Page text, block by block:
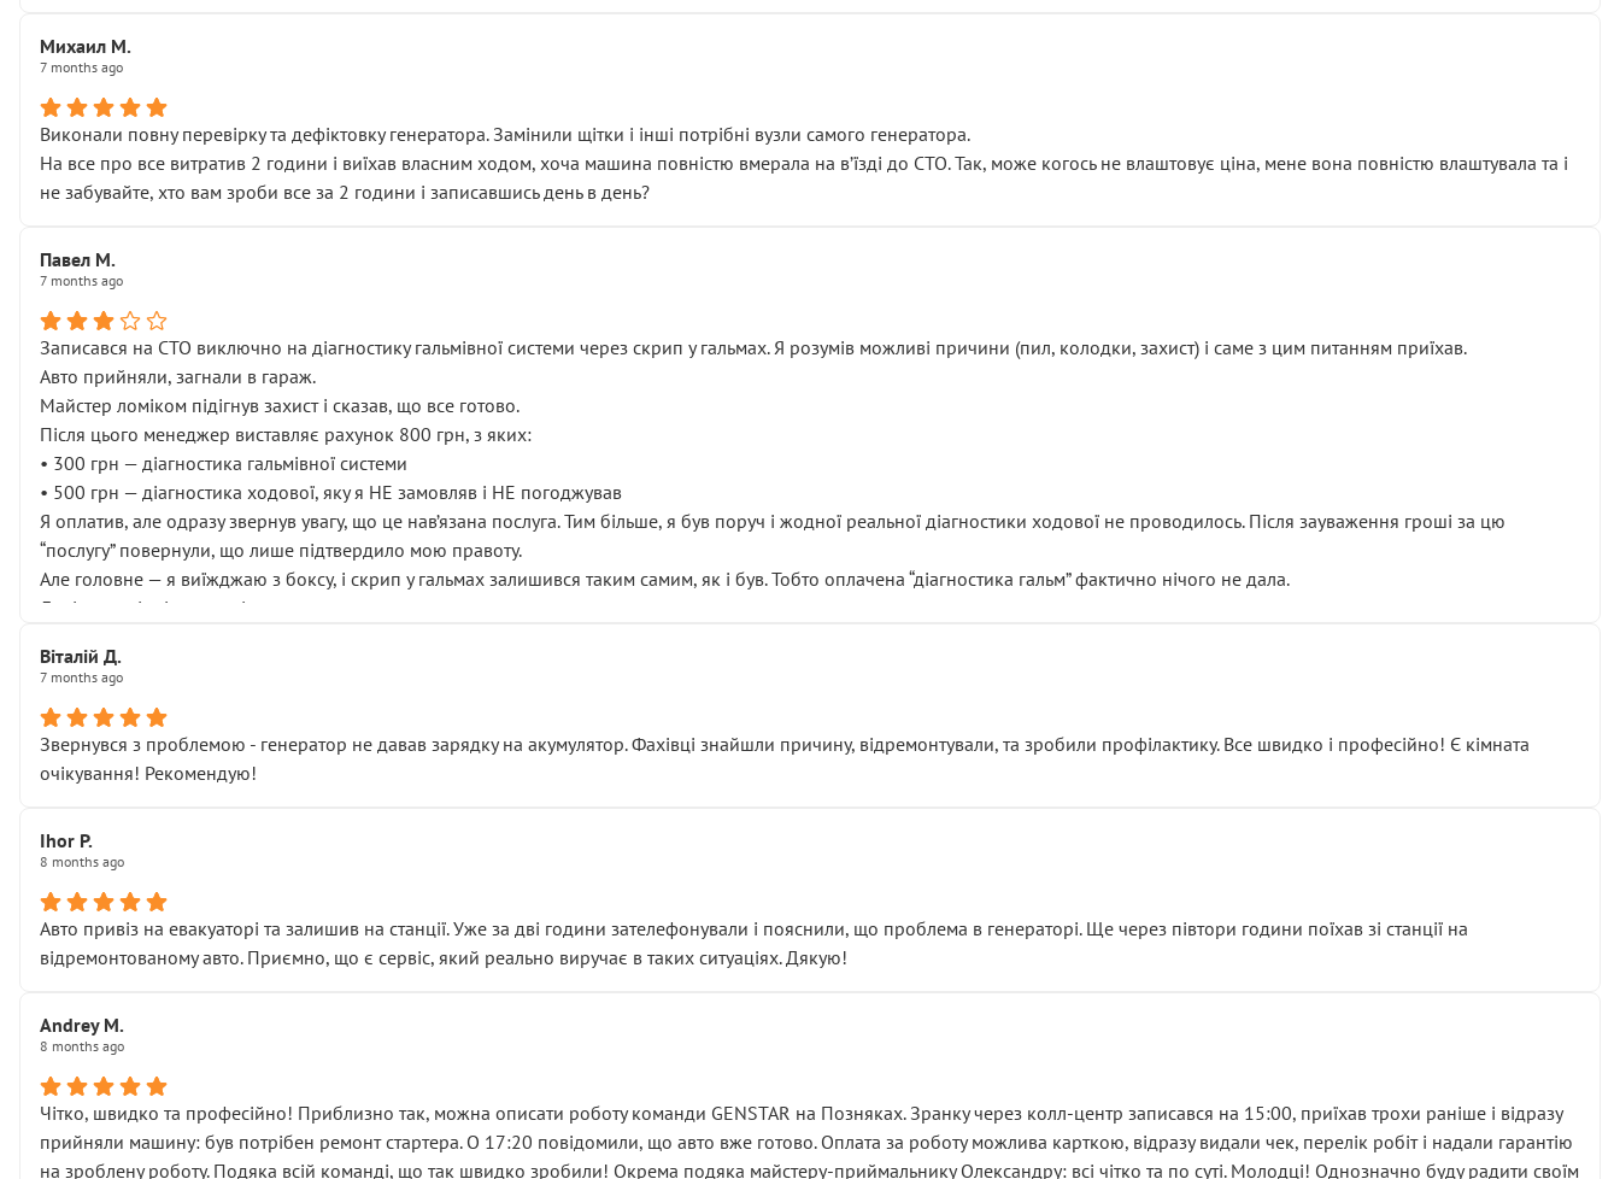
Михаил М.
7 months ago
Виконали повну перевірку та дефіктовку генератора. Замінили щітки і інші потрібні вузли самого генератора.
На все про все витратив 2 години і виїхав власним ходом, хоча машина повністю вмерала на вʼїзді до СТО. Так, може когось не влаштовує ціна, мене вона повністю влаштувала та і
не забувайте, хто вам зроби все за 2 години і записавшись день в день?
Павел М.
7 months ago
Записався на СТО виключно на діагностику гальмівної системи через скрип у гальмах. Я розумів можливі причини (пил, колодки, захист) і саме з цим питанням приїхав.
Авто прийняли, загнали в гараж.
Майстер ломіком підігнув захист і сказав, що все готово.
Після цього менеджер виставляє рахунок 800 грн, з яких:
• 300 грн — діагностика гальмівної системи
• 500 грн — діагностика ходової, яку я НЕ замовляв і НЕ погоджував
Я оплатив, але одразу звернув увагу, що це нав’язана послуга. Тим більше, я був поруч і жодної реальної діагностики ходової не проводилось. Після зауваження гроші за цю
“послугу” повернули, що лише підтвердило мою правоту.
Але головне — я виїжджаю з боксу, і скрип у гальмах залишився таким самим, як і був. Тобто оплачена “діагностика гальм” фактично нічого не дала.
Далі ситуація тільки погіршилась:
• що біля авто стояти вже не можна
( ну все зняли та доробили) дякую!
Окремий момент, який виглядає абсурдно:
мені заявили, що бачок гальмівної рідини потрібно міняти разом із головним гальмівним циліндром у зборі.
Що прикро — це не перший мій візит. Раніше міняв у вас стартер, і тоді сервіс наче справив хороше враження. Але згодом знайшов декілька гайок під лобовим склом. Мені
пояснили, що це “старі гайки, які відкручували”, і попросили не хвилюватися. ( надіюсь новий власник, не застяг в полі))
Але після нинішнього візиту такі дрібниці вже не здаються дрібницями.
Я — клієнт, який працює на довірі, і саме її цей сервіс серйозно підірвав.
Хотілося б більше:
• прозорості в роботах і рахунках
• реальної діагностики, а не формального “подивились і поїхав”
На жаль, складається враження, що сервіс працює не на якість, а “аби швидше і дорожче”. Саме це і псує загальне враження та бажання повертатися.
Стосовно комунікації - все добре
Віталій Д.
7 months ago
Звернувся з проблемою - генератор не давав зарядку на акумулятор. Фахівці знайшли причину, відремонтували, та зробили профілактику. Все швидко і професійно! Є кімната
очікування! Рекомендую!
Ihor P.
8 months ago
Авто привіз на евакуаторі та залишив на станції. Уже за дві години зателефонували і пояснили, що проблема в генераторі. Ще через півтори години поїхав зі станції на
відремонтованому авто. Приємно, що є сервіс, який реально виручає в таких ситуаціях. Дякую!
Andrey M.
8 months ago
Чітко, швидко та професійно! Приблизно так, можна описати роботу команди GENSTAR на Позняках. Зранку через колл-центр записався на 15:00, приїхав трохи раніше і відразу
прийняли машину: був потрібен ремонт стартера. О 17:20 повідомили, що авто вже готово. Оплата за роботу можлива карткою, відразу видали чек, перелік робіт і надали гарантію
на зроблену роботу. Подяка всій команді, що так швидко зробили! Окрема подяка майстеру-приймальнику Олександру: всі чітко та по суті. Молодці! Однозначно буду радити своїм